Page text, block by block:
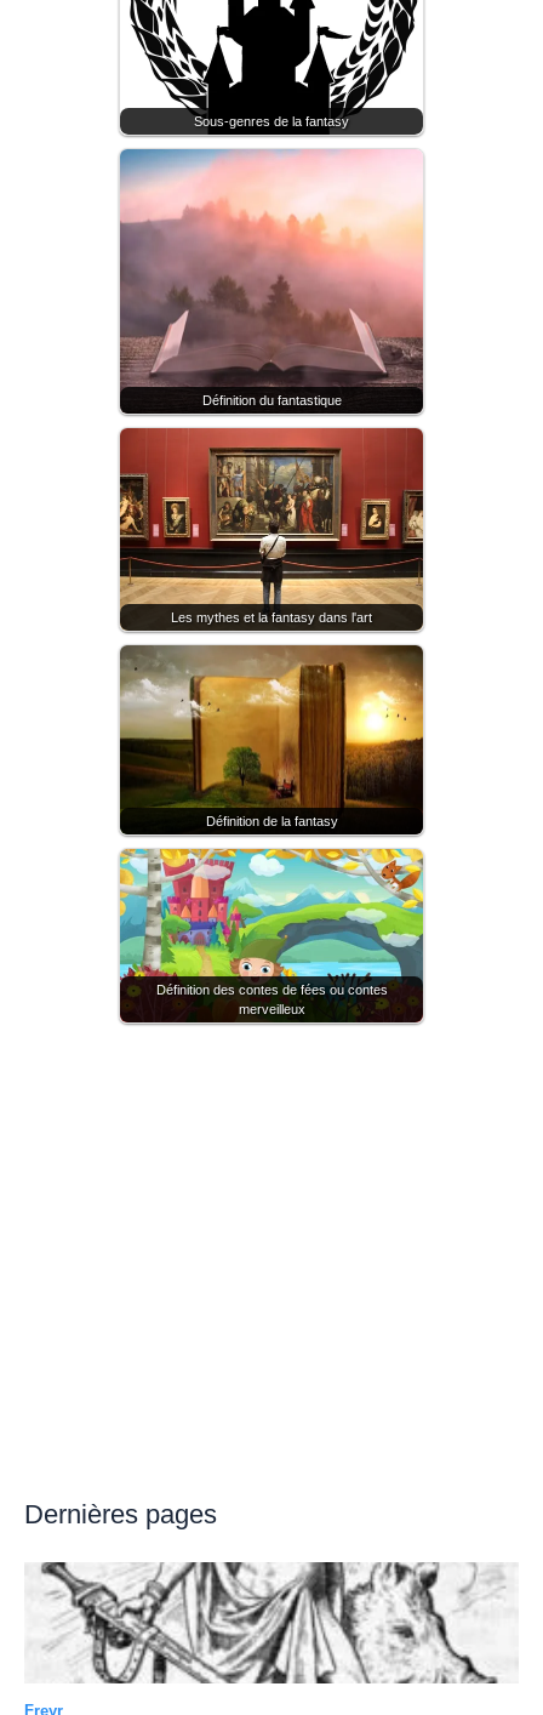
Sous-genres de la fantasy
Définition du fantastique
Les mythes et la fantasy dans l'art
Définition de la fantasy
Définition des contes de fées ou contes
merveilleux
Dernières pages
Freyr